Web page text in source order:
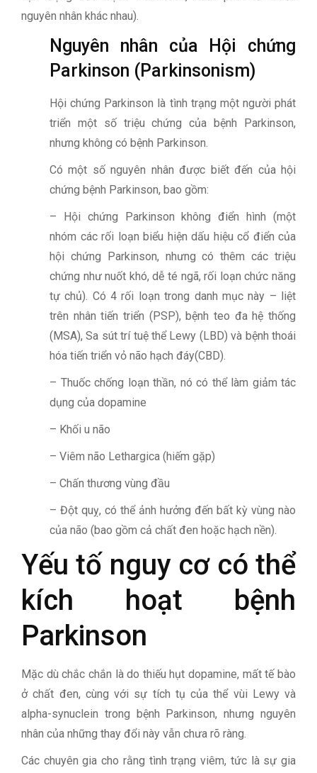
nguyên nhân khác nhau).
Nguyên nhân của Hội chứng
Parkinson (Parkinsonism)
Hội chứng Parkinson là tình trạng một người phát
triển một số triệu chứng của bệnh Parkinson,
nhưng không có bệnh Parkinson.
Có một số nguyên nhân được biết đến của hội
chứng bệnh Parkinson, bao gồm:
– Hội chứng Parkinson không điển hình (một
nhóm các rối loạn biểu hiện dấu hiệu cổ điển của
hội chứng Parkinson, nhưng có thêm các triệu
chứng như nuốt khó, dễ té ngã, rối loạn chức năng
tự chủ). Có 4 rối loạn trong danh mục này – liệt
trên nhân tiến triển (PSP), bệnh teo đa hệ thống
(MSA), Sa sút trí tuệ thể Lewy (LBD) và bệnh thoái
hóa tiến triển vỏ não hạch đáy(CBD).
– Thuốc chống loạn thần, nó có thể làm giảm tác
dụng của dopamine
– Khối u não
– Viêm não Lethargica (hiếm gặp)
– Chấn thương vùng đầu
– Đột quỵ, có thể ảnh hưởng đến bất kỳ vùng nào
của não (bao gồm cả chất đen hoặc hạch nền).
Yếu tố nguy cơ có thể
kích hoạt bệnh
Parkinson
Mặc dù chắc chắn là do thiếu hụt dopamine, mất tế bào
ở chất đen, cùng với sự tích tụ của thể vùi Lewy và
alpha-synuclein trong bệnh Parkinson, nhưng nguyên
nhân của những thay đổi này vẫn chưa rõ ràng.
Các chuyên gia cho rằng tình trạng viêm, tức là sự gia